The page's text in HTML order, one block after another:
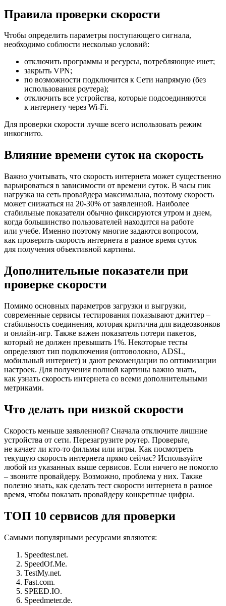
Правила проверки скорости
Чтобы определить параметры поступающего сигнала,
необходимо соблюсти несколько условий:
отключить программы и ресурсы, потребляющие инет;
закрыть VPN;
по возможности подключится к Сети напрямую (без
использования роутера);
отключить все устройства, которые подсоединяются
к интернету через Wi-Fi.
Для проверки скорости лучше всего использовать режим
инкогнито.
Влияние времени суток на скорость
Важно учитывать, что скорость интернета может существенно
варьироваться в зависимости от времени суток. В часы пик
нагрузка на сеть провайдера максимальна, поэтому скорость
может снижаться на 20-30% от заявленной. Наиболее
стабильные показатели обычно фиксируются утром и днем,
когда большинство пользователей находится на работе
или учебе. Именно поэтому многие задаются вопросом,
как проверить скорость интернета в разное время суток
для получения объективной картины.
Дополнительные показатели при
проверке скорости
Помимо основных параметров загрузки и выгрузки,
современные сервисы тестирования показывают джиттер –
стабильность соединения, которая критична для видеозвонков
и онлайн-игр. Также важен показатель потери пакетов,
который не должен превышать 1%. Некоторые тесты
определяют тип подключения (оптоволокно, ADSL,
мобильный интернет) и дают рекомендации по оптимизации
настроек. Для получения полной картины важно знать,
как узнать скорость интернета со всеми дополнительными
метриками.
Что делать при низкой скорости
Скорость меньше заявленной? Сначала отключите лишние
устройства от сети. Перезагрузите роутер. Проверьте,
не качает ли кто-то фильмы или игры. Как посмотреть
текущую скорость интернета прямо сейчас? Используйте
любой из указанных выше сервисов. Если ничего не помогло
– звоните провайдеру. Возможно, проблема у них. Также
полезно знать, как сделать тест скорости интернета в разное
время, чтобы показать провайдеру конкретные цифры.
ТОП 10 сервисов для проверки
Самыми популярными ресурсами являются:
Speedtest.net.
SpeedOf.Me.
TestMy.net.
Fast.com.
SPEED.IO.
Speedmeter.de.